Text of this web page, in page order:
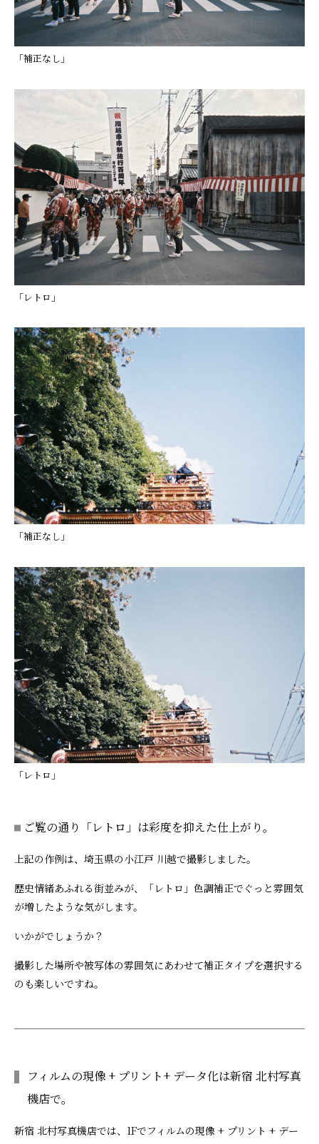
「補正なし」
「レトロ」
「補正なし」
「レトロ」
ご覧の通り「レトロ」は彩度を抑えた仕上がり。
上記の作例は、埼玉県の小江戸 川越で撮影しました。
歴史情緒あふれる街並みが、「レトロ」色調補正でぐっと雰囲気
が増したような気がします。
いかがでしょうか？
撮影した場所や被写体の雰囲気にあわせて補正タイプを選択する
のも楽しいですね。
フィルムの現像 + プリント+ データ化は新宿 北村写真
機店で。
新宿 北村写真機店では、1Fでフィルムの現像 + プリント + デー